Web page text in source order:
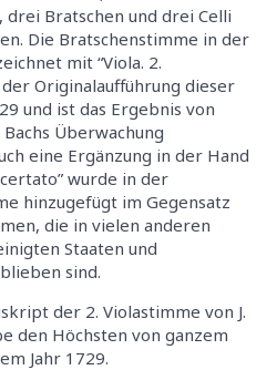
Bratschen und drei Celli
Die Bratschenstimme in der
mit “Viola. 2.
Originalaufführung dieser
und ist das Ergebnis von
Überwachung
eine Ergänzung in der Hand
wurde in der
hinzugefügt im Gegensatz
die in vielen anderen
Staaten und
sind.
der 2. Violastimme von J.
den Höchsten von ganzem
Jahr 1729.